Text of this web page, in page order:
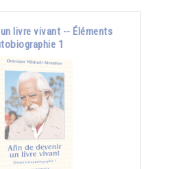
livre vivant -- Éléments
1